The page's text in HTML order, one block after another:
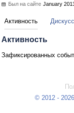
Был на сайте January
Активность
Активность
Зафиксированных
© 2012 -